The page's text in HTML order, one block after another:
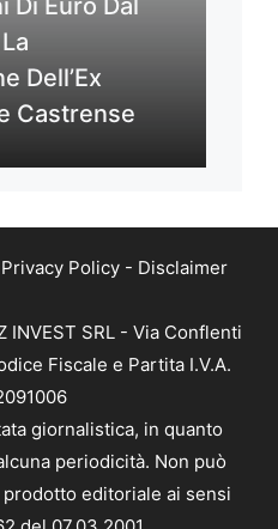
Di Euro Dal
Dell’Ex
Castrense
Privacy Policy - Disclaimer
SRL - Via Conflenti
Fiscale e Partita I.V.A.
giornalistica, in quanto
periodicità. Non può
editoriale ai sensi